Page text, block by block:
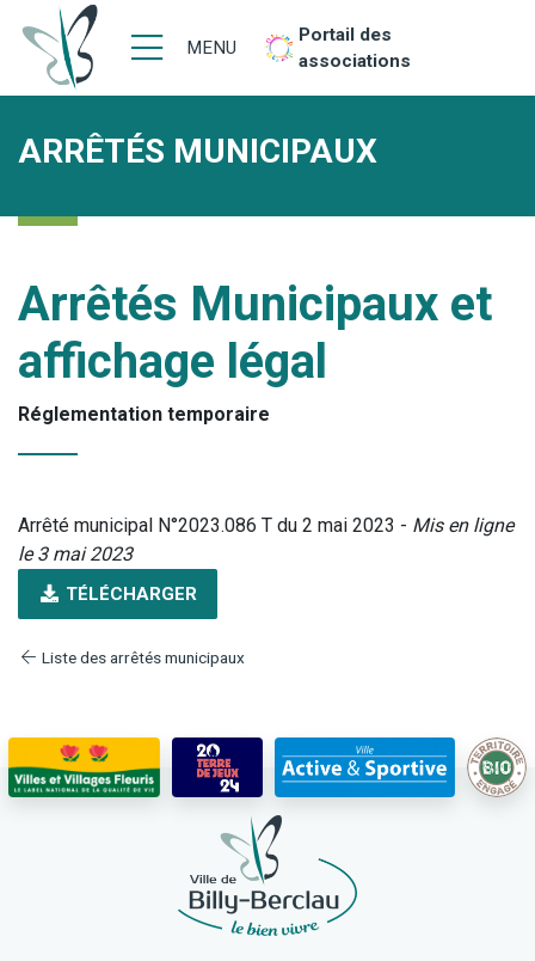
MENU
Portail des
associations
ARRÊTÉS MUNICIPAUX
Arrêtés Municipaux et
affichage légal
Réglementation temporaire
Arrêté municipal N°2023.086 T du 2 mai 2023 - Mis en ligne
le 3 mai 2023
TÉLÉCHARGER
Liste des arrêtés municipaux